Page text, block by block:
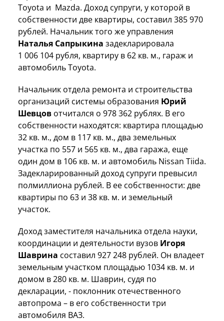
Toyota и Mazda. Доход супруги, у которой в
собственности две квартиры, составил 385 970
рублей. Начальник того же управления
Наталья Сапрыкина задекларировала
1 006 104 рубля, квартиру в 62 кв. м., гараж и
автомобиль Toyota.
Начальник отдела ремонта и строительства
организаций системы образования Юрий
Шевцов отчитался о 978 362 рублях. В его
собственности находятся: квартира площадью
32 кв. м., дом в 117 кв. м., два земельных
участка по 557 и 565 кв. м., два гаража, еще
один дом в 106 кв. м. и автомобиль Nissan Tiida.
Задекларированный доход супруги превысил
полмиллиона рублей. В ее собственности: две
квартиры по 63 и 38 кв. м. и земельный
участок.
Доход заместителя начальника отдела науки,
координации и деятельности вузов Игоря
Шаврина составил 927 248 рублей. Он владеет
земельным участком площадью 1034 кв. м. и
домом в 280 кв. м. Шаврин, судя по
декларации, - поклонник отечественного
автопрома – в его собственности три
автомобиля ВАЗ.